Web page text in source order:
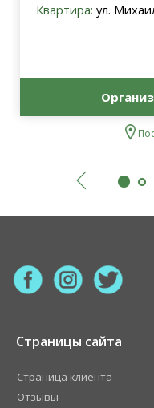
Квартира: ул.
Страницы сайта
Страница клиента
Отзывы